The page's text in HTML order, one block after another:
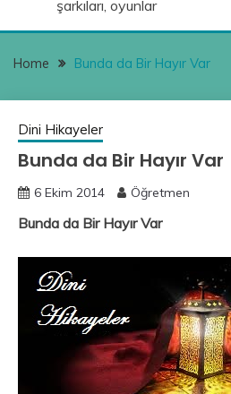
şarkıları, oyunlar
Home Bunda da Bir Hayır Var
Dini Hikayeler
Bunda da Bir Hayır Var
6 Ekim 2014 Öğretmen
Bunda da Bir Hayır Var